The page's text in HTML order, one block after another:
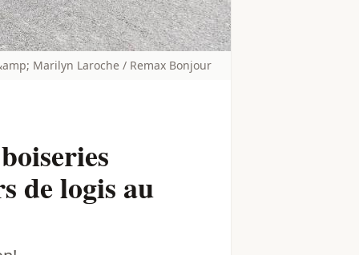
Marilyn Laroche / Remax Bonjour
de logis au